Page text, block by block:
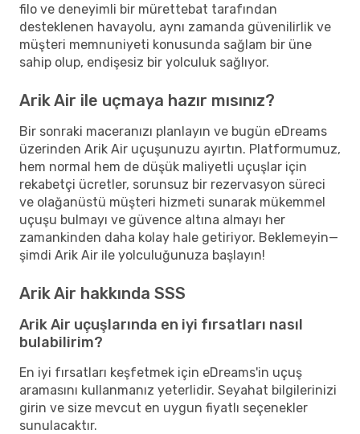
filo ve deneyimli bir mürettebat tarafından
desteklenen havayolu, aynı zamanda güvenilirlik ve
müşteri memnuniyeti konusunda sağlam bir üne
sahip olup, endişesiz bir yolculuk sağlıyor.
Arik Air ile uçmaya hazır mısınız?
Bir sonraki maceranızı planlayın ve bugün eDreams
üzerinden Arik Air uçuşunuzu ayırtın. Platformumuz,
hem normal hem de düşük maliyetli uçuşlar için
rekabetçi ücretler, sorunsuz bir rezervasyon süreci
ve olağanüstü müşteri hizmeti sunarak mükemmel
uçuşu bulmayı ve güvence altına almayı her
zamankinden daha kolay hale getiriyor. Beklemeyin—
şimdi Arik Air ile yolculuğunuza başlayın!
Arik Air hakkında SSS
Arik Air uçuşlarında en iyi fırsatları nasıl
bulabilirim?
En iyi fırsatları keşfetmek için eDreams'in uçuş
aramasını kullanmanız yeterlidir. Seyahat bilgilerinizi
girin ve size mevcut en uygun fiyatlı seçenekler
sunulacaktır.